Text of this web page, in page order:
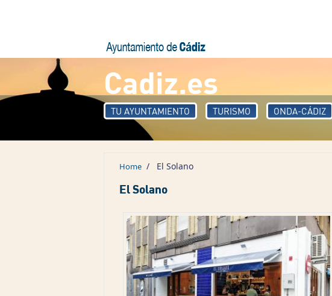
Cadiz.es
TU AYUNTAMIENTO TURISMO ONDA-CÁDIZ
Home / El Solano
El Solano